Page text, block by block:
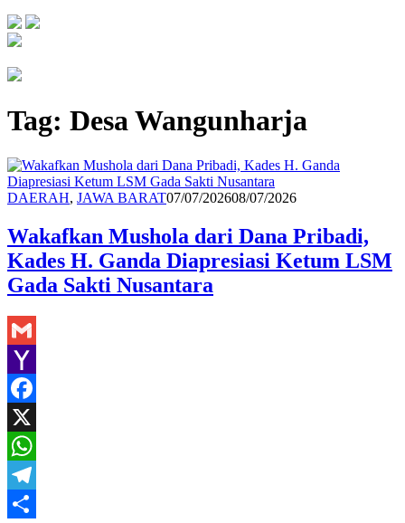
Tag: Desa Wangunharja
DAERAH, JAWA BARATSuryo
07/07/202608/07/2026
Wakafkan Mushola dari Dana Pribadi,
Kades H. Ganda Diapresiasi Ketum LSM
Gada Sakti Nusantara
Gmail
Yahoo
Mail
Facebook
X
WhatsApp
Telegram